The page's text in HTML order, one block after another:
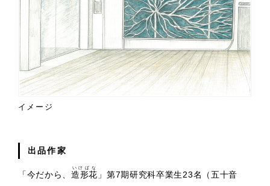
イメージ
出品作家
「今だから、造形花
いけばな
」第7期研究科卒業生23名（五十音